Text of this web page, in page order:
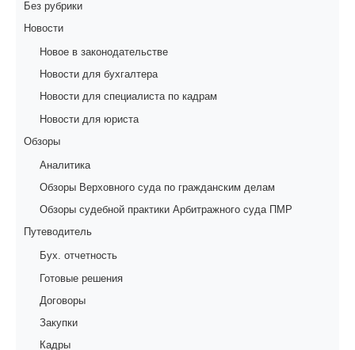
Без рубрики
Новости
Новое в законодательстве
Новости для бухгалтера
Новости для специалиста по кадрам
Новости для юриста
Обзоры
Аналитика
Обзоры Верховного суда по гражданским делам
Обзоры судебной практики Арбитражного суда ПМР
Путеводитель
Бух. отчетность
Готовые решения
Договоры
Закупки
Кадры